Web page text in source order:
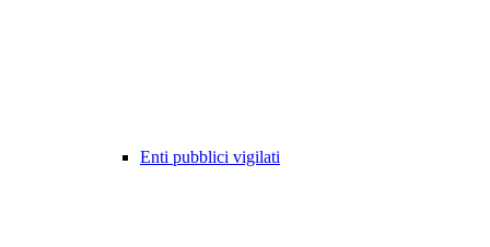
Enti pubblici vigilati